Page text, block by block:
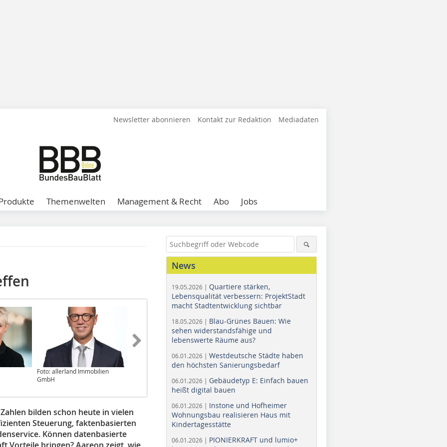
Newsletter abonnieren Kontakt zur Redaktion Mediadaten
Themenwelten Management & Recht Abo Jobs
Foto: allerland Immobilien
GmbH
bilden schon heute in vielen
Steuerung, faktenbasierten
Können datenbasierte
News
19.05.2026 | Quartiere stärken,
Lebensqualität verbessern: ProjektStadt
macht Stadtentwicklung sichtbar
18.05.2026 | Blau-Grünes Bauen: Wie
sehen widerstandsfähige und
lebenswerte Räume aus?
06.01.2026 | Westdeutsche Städte haben
den höchsten Sanierungsbedarf
06.01.2026 | Gebäudetyp E: Einfach bauen
heißt digital bauen
06.01.2026 | Instone und Hofheimer
Wohnungsbau realisieren Haus mit
Kindertagesstätte
06.01.2026 | PIONIERKRAFT und lumio+